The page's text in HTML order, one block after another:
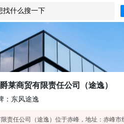
找什么搜一下
莱商贸有限责任公司（途逸）
：东风途逸
责任公司（途逸）位于赤峰，地址：赤峰市